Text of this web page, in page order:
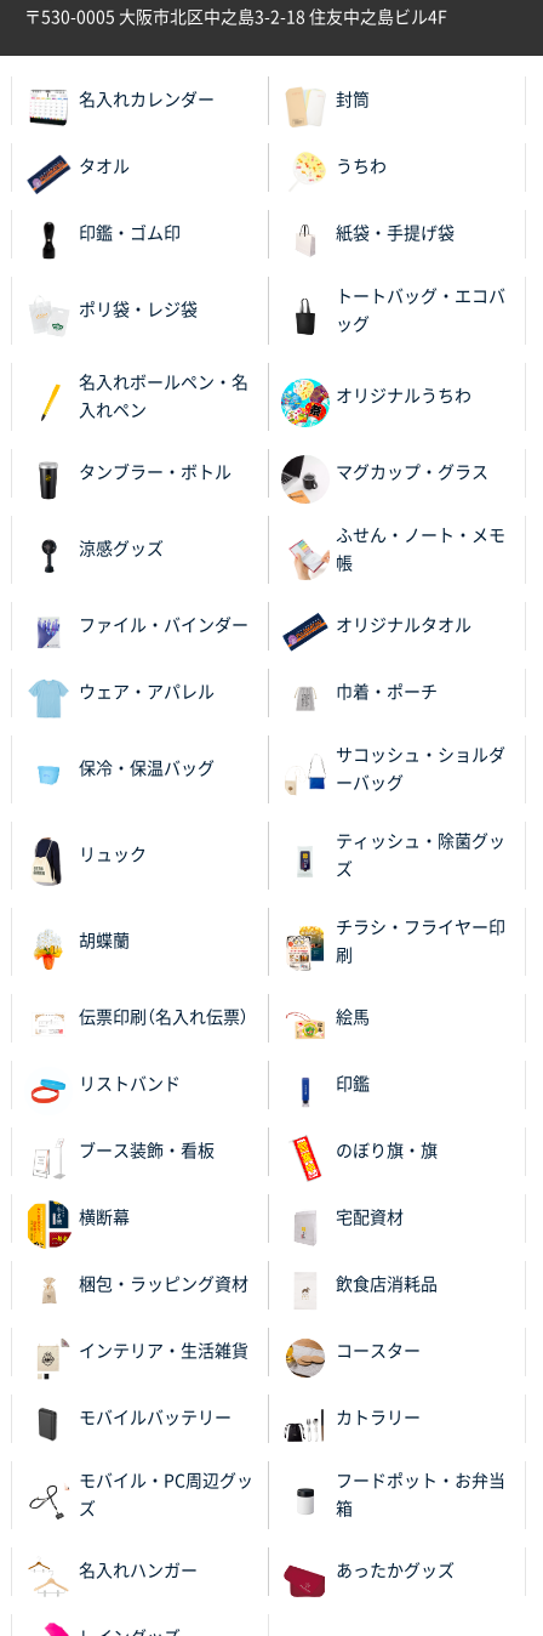
〒530-0005 大阪市北区中之島3-2-18 住友中之島ビル4F
名入れカレンダー 封筒
タオル うちわ
印鑑・ゴム印 紙袋・手提げ袋
ポリ袋・レジ袋
トートバッグ・エコバ
ッグ
名入れボールペン・名
入れペン
オリジナルうちわ
タンブラー・ボトル マグカップ・グラス
涼感グッズ
ふせん・ノート・メモ
帳
ファイル・バインダー オリジナルタオル
ウェア・アパレル 巾着・ポーチ
保冷・保温バッグ
サコッシュ・ショルダ
ーバッグ
リュック
ティッシュ・除菌グッ
ズ
胡蝶蘭
チラシ・フライヤー印
刷
伝票印刷（名入れ伝票） 絵馬
リストバンド 印鑑
ブース装飾・看板 のぼり旗・旗
横断幕 宅配資材
梱包・ラッピング資材 飲食店消耗品
インテリア・生活雑貨 コースター
モバイルバッテリー カトラリー
モバイル・PC周辺グッ
ズ
フードポット・お弁当
箱
名入れハンガー あったかグッズ